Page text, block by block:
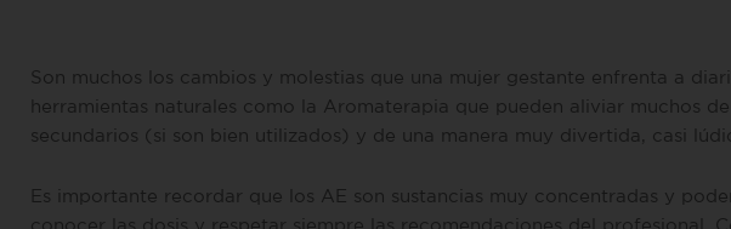
Son muchos los cambios y molestias que una mujer gestante enfrenta a
herramientas naturales como la Aromaterapia que pueden aliviar muchos
secundarios (si son bien utilizados) y de una manera muy divertida, casi
Es importante recordar que los AE son sustancias muy concentradas y